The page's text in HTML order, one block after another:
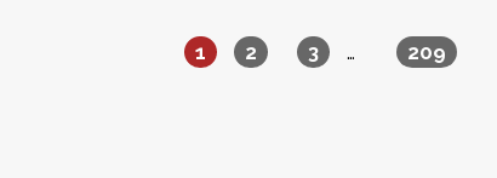
1 2 3 … 209